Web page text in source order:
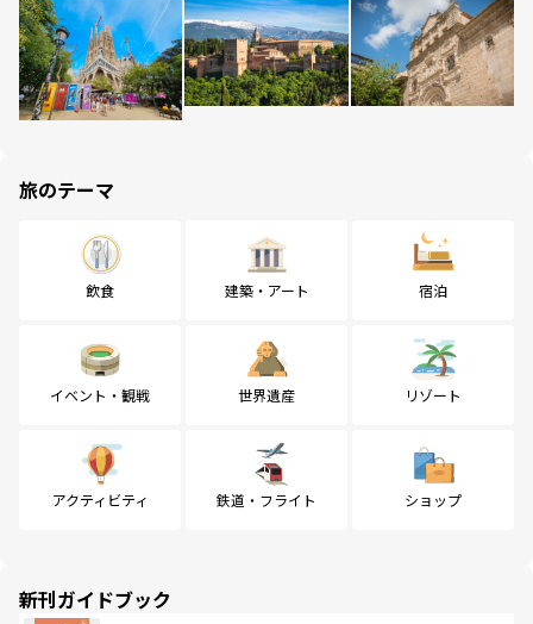
旅のテーマ
飲食 建築・アート 宿泊
イベント・観戦 世界遺産 リゾート
アクティビティ 鉄道・フライト ショップ
新刊ガイドブック